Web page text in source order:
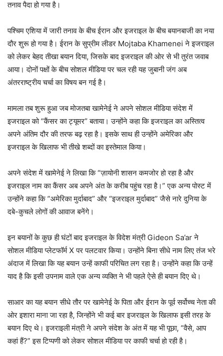
तनाव पैदा हो गया है।
पश्चिम एशिया में जारी तनाव के बीच ईरान और इजराइल के बीच बयानबाजी का नया
दौर शुरू हो गया है। ईरान के सुप्रीम लीडर Mojtaba Khamenei ने इजराइल
को लेकर बेहद तीखा बयान दिया, जिसके बाद इजराइल की ओर से भी तुरंत जवाब
आया। दोनों पक्षों के बीच सोशल मीडिया पर चल रही यह जुबानी जंग अब
अंतरराष्ट्रीय चर्चा का विषय बन गई है।
मामला तब शुरू हुआ जब मोजतबा खामेनेई ने अपने सोशल मीडिया संदेश में
इजराइल को “कैंसर का ट्यूमर” बताया। उन्होंने कहा कि इजराइल का अस्तित्व
अपने अंतिम दौर की तरफ बढ़ रहा है। इसके साथ ही उन्होंने अमेरिका और
इजराइल के खिलाफ भी तीखे शब्दों का इस्तेमाल किया।
अपने संदेश में खामेनेई ने लिखा कि “ज़ायोनी शासन कमजोर हो रहा है और
इजराइल नाम का कैंसर अब अपने अंत के करीब पहुंच रहा है।” एक अन्य पोस्ट में
उन्होंने कहा कि “अमेरिका मुर्दाबाद” और “इजराइल मुर्दाबाद” जैसे नारे दुनिया के
दबे-कुचले लोगों की आवाज बनेंगे।
इन बयानों के कुछ ही घंटों बाद इजराइल के विदेश मंत्री Gideon Sa’ar ने
सोशल मीडिया प्लेटफॉर्म X पर पलटवार किया। उन्होंने बिना सीधे नाम लिए तंज भरे
अंदाज में लिखा कि यह बयान उन्हें काफी परिचित लग रहा है। उन्होंने कहा कि उन्हें
याद है कि इसी उपनाम वाले एक अन्य व्यक्ति ने भी पहले ऐसे ही बयान दिए थे।
साआर का यह बयान सीधे तौर पर खामेनेई के पिता और ईरान के पूर्व सर्वोच्च नेता की
ओर इशारा माना जा रहा है, जिन्होंने भी कई बार इजराइल के खिलाफ इसी तरह के
बयान दिए थे। इजराइली मंत्री ने अपने संदेश के अंत में यह भी पूछा, “वैसे, आप
कहां हैं?” इस टिप्पणी को लेकर सोशल मीडिया पर काफी चर्चा हो रही है।